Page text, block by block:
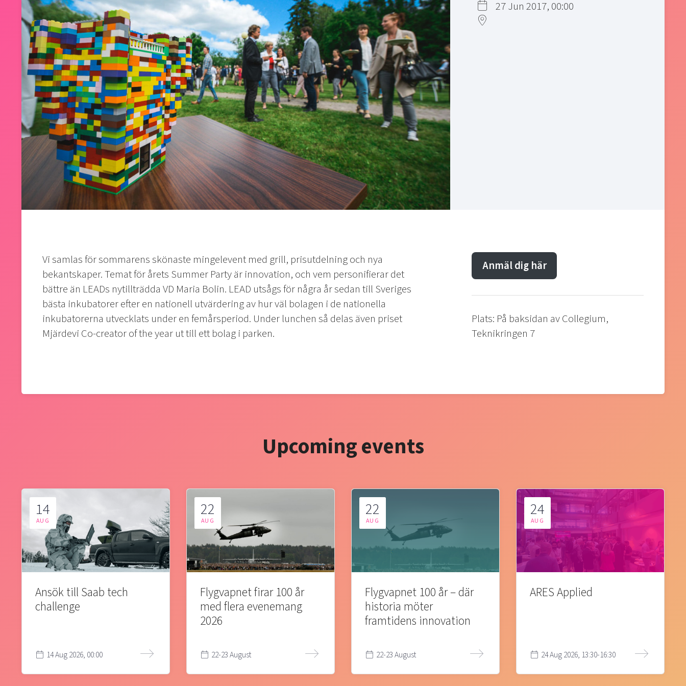
27 Jun 2017, 00:00
Vi samlas för sommarens skönaste mingelevent med grill, prisutdelning och nya
bekantskaper. Temat för årets Summer Party är innovation, och vem personifierar det
bättre än LEADs nytillträdda VD Maria Bolin. LEAD utsågs för några år sedan till Sveriges
bästa inkubatorer efter en nationell utvärdering av hur väl bolagen i de nationella
inkubatorerna utvecklats under en femårsperiod. Under lunchen så delas även priset
Mjärdevi Co-creator of the year ut till ett bolag i parken.
Anmäl dig här
Plats: På baksidan av Collegium,
Teknikringen 7
Upcoming events
14
AUG
Ansök till Saab tech
challenge
14 Aug 2026, 00:00
22
AUG
Flygvapnet firar 100 år
med flera evenemang
2026
22-23 August
22
AUG
Flygvapnet 100 år – där
historia möter
framtidens innovation
22-23 August
24
AUG
ARES Applied
24 Aug 2026, 13:30-16:30